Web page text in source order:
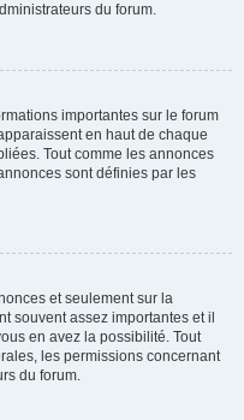
du forum.
importantes sur le forum
en haut de chaque
Tout comme les annonces
sont définies par les
et seulement sur la
souvent assez importantes et il
en avez la possibilité. Tout
les permissions concernant
du forum.